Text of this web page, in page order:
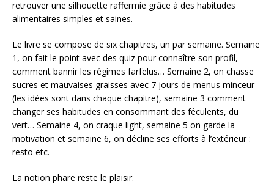
retrouver une silhouette raffermie grâce à des habitudes
alimentaires simples et saines.
Le livre se compose de six chapitres, un par semaine. Semaine
1, on fait le point avec des quiz pour connaître son profil,
comment bannir les régimes farfelus… Semaine 2, on chasse
sucres et mauvaises graisses avec 7 jours de menus minceur
(les idées sont dans chaque chapitre), semaine 3 comment
changer ses habitudes en consommant des féculents, du
vert… Semaine 4, on craque light, semaine 5 on garde la
motivation et semaine 6, on décline ses efforts à l’extérieur :
resto etc.
La notion phare reste le plaisir.